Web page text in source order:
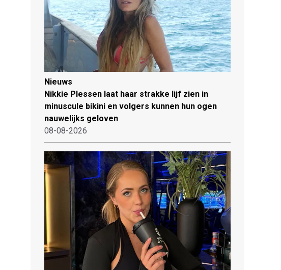
Nieuws
Nikkie Plessen laat haar strakke lijf zien in
minuscule bikini en volgers kunnen hun ogen
nauwelijks geloven
08-08-2026